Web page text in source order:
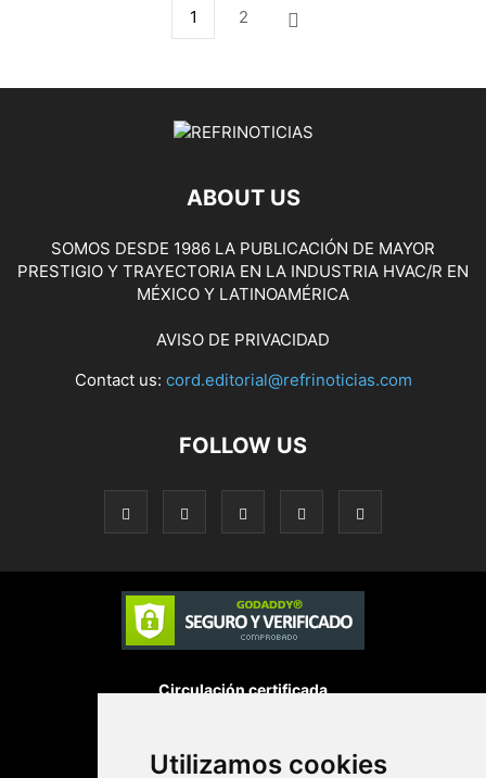
Utilizamos cookies
1 2
ABOUT US
SOMOS DESDE 1986 LA PUBLICACIÓN DE MAYOR
PRESTIGIO Y TRAYECTORIA EN LA INDUSTRIA HVAC/R EN
MÉXICO Y LATINOAMÉRICA
AVISO DE PRIVACIDAD
Contact us: cord.editorial@refrinoticias.com
FOLLOW US
Circulación certificada
Desarrollado por